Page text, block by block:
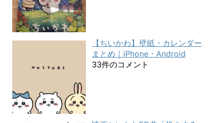
【ちいかわ】壁紙・カレンダー
まとめ｜iPhone・Android
33件のコメント